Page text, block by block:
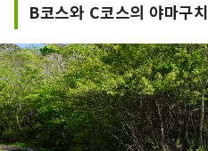
B코스와 C코스의 야마구치